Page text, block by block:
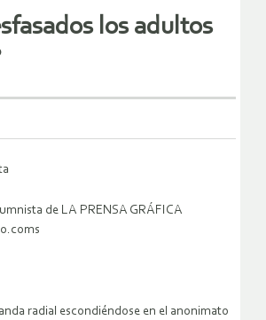
los adultos
de LA PRENSA GRÁFICA
radial escondiéndose en el anonimato